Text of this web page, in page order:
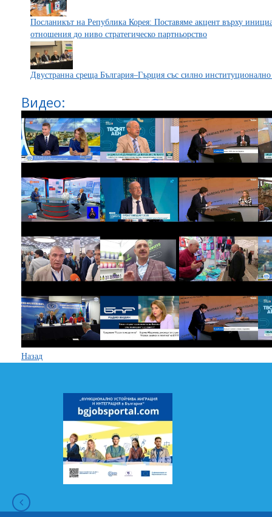
Посланикът на Република Корея: Поставяме акцент върху
отношения до ниво стратегическо партньорство
Двустранна среща България–Гърция със силно
Видео:
Назад